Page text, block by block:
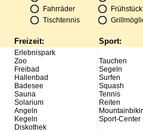
Fahrräder
Tischtennis
Freizeit: Sport:
Erlebnispark
Zoo
Freibad
Hallenbad
Badesee
Sauna
Solarium
Angeln
Kegeln
Diskothek
Tauchen
Segeln
Surfen
Squash
Tennis
Reiten
Sport-Center